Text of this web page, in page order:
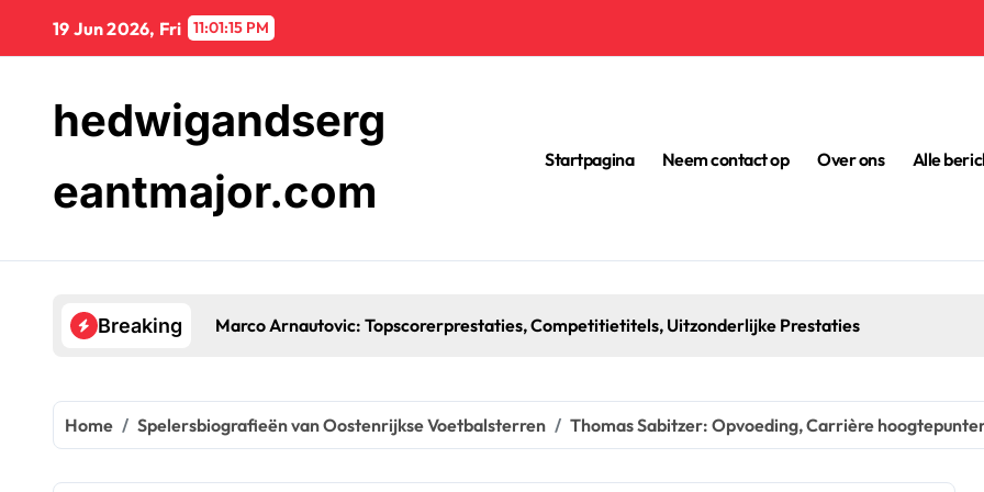
content
19 Jun 2026, Fri 11:01:16 PM
hedwigandserg
eantmajor.com
Startpagina Neem contact op Over ons Alle
Breaking Marco Arnautovic: Topscorerprestaties, Competitietitels, Uitzonderlijke Prestaties
Home Spelersbiografieën van Oostenrijkse Voetbalsterren Thomas Sabitzer: Opvoeding, Carrière